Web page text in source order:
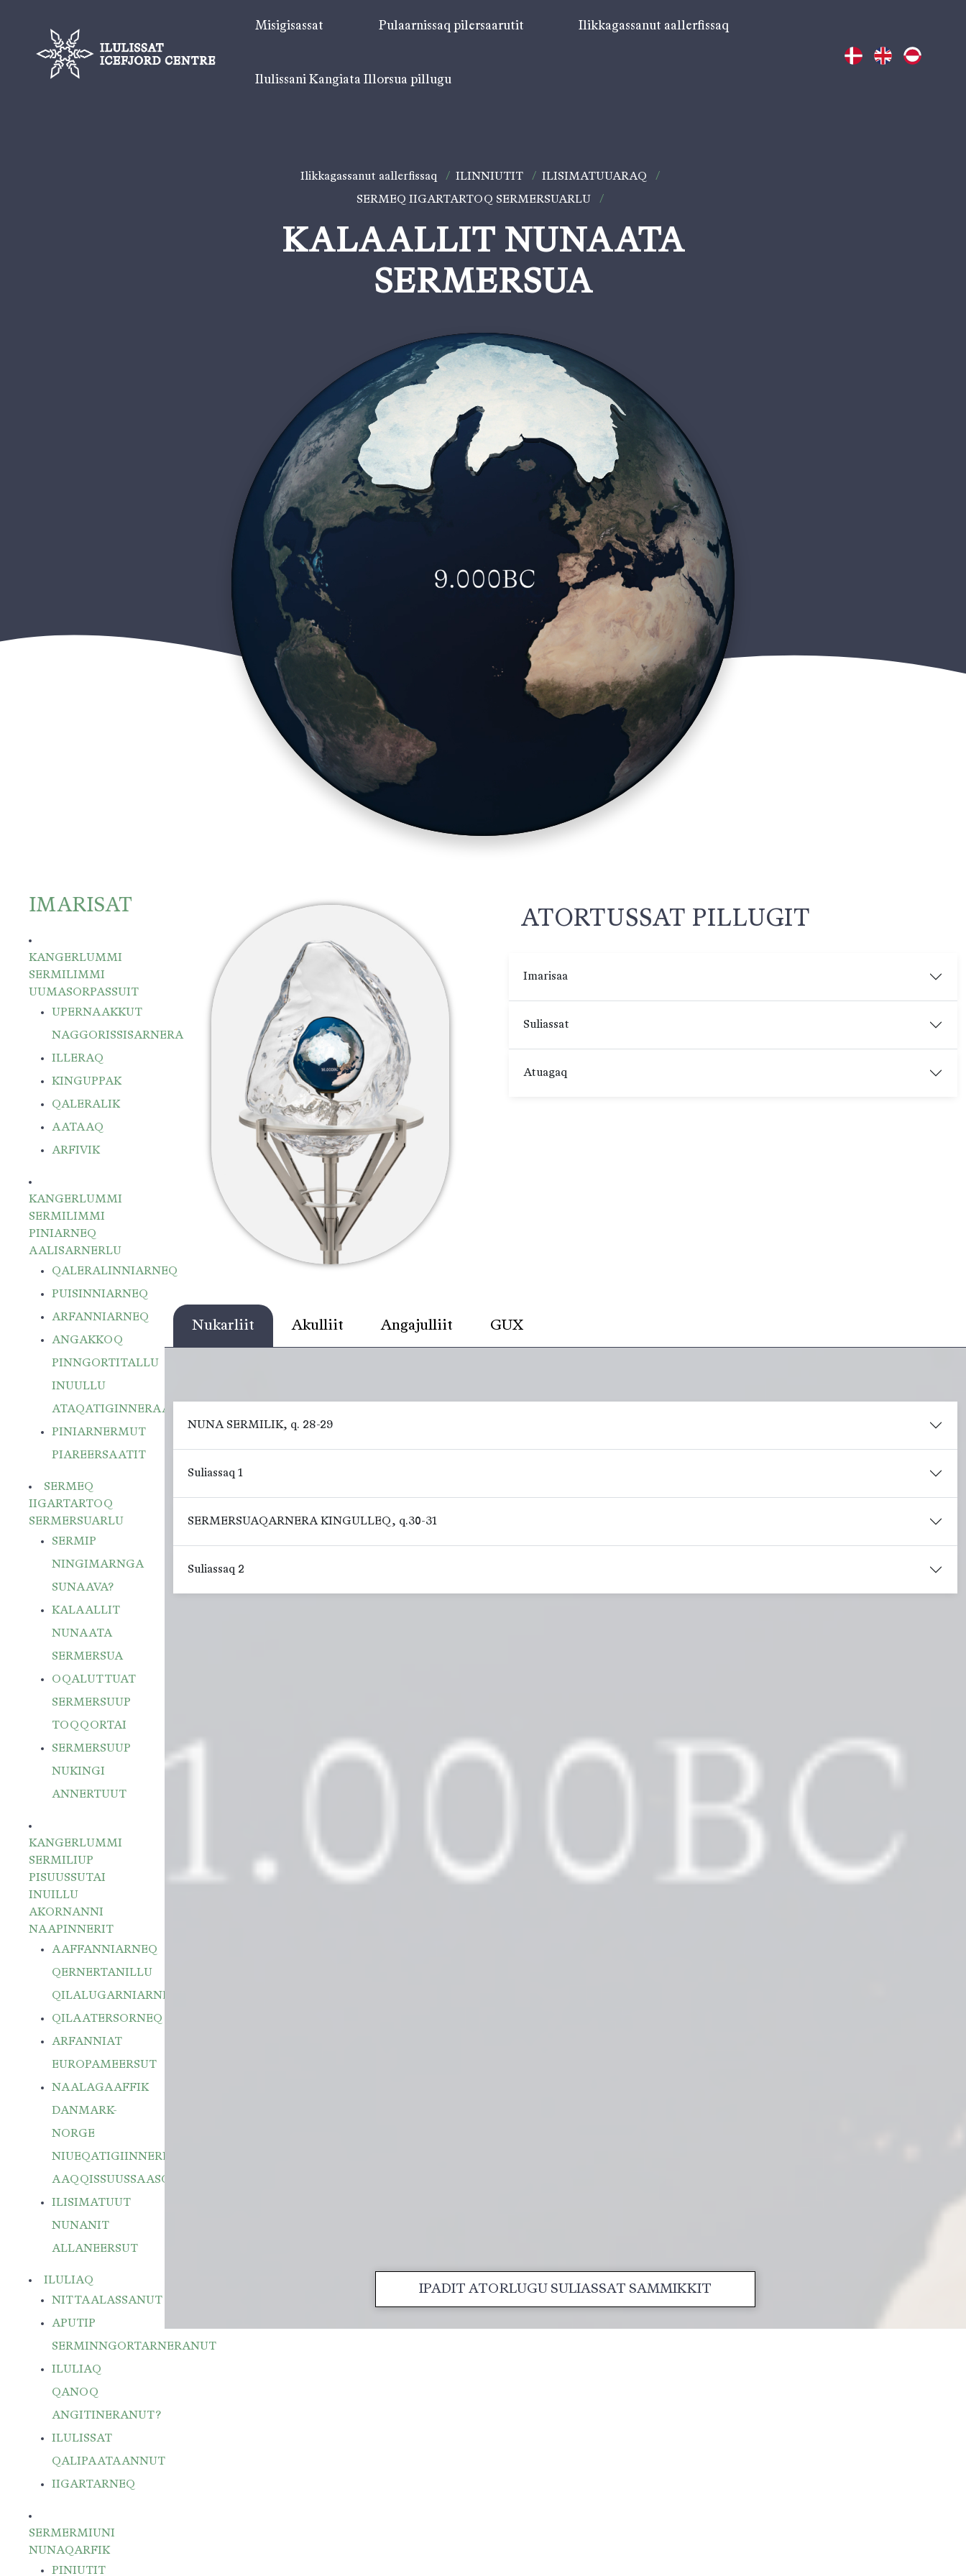
Misigisassat Pulaarnissaq pilersaarutit Ilikkagassanut aallerfissaq
Ilulissani Kangiata Illorsua pillugu
Ilikkagassanut aallerfissaq / ILINNIUTIT / ILISIMATUUARAQ
/
SERMEQ IIGARTARTOQ SERMERSUARLU
/
KALAALLIT NUNAATA
SERMERSUA
IMARISAT
KANGERLUMMI
SERMILIMMI
UUMASORPASSUIT
UPERNAAKKUT
NAGGORISSISARNERA
ILLERAQ
KINGUPPAK
QALERALIK
AATAAQ
ARFIVIK
KANGERLUMMI
SERMILIMMI
PINIARNEQ
AALISARNERLU
QALERALINNIARNEQ
PUISINNIARNEQ
ARFANNIARNEQ
ANGAKKOQ
PINNGORTITALLU
INUULLU
ATAQATIGINNERAAT
PINIARNERMUT
PIAREERSAATIT
SERMEQ
IIGARTARTOQ
SERMERSUARLU
SERMIP
NINGIMARNGA
SUNAAVA?
KALAALLIT
NUNAATA
SERMERSUA
OQALUTTUAT
SERMERSUUP
TOQQORTAI
SERMERSUUP
NUKINGI
ANNERTUUT
KANGERLUMMI
SERMILIUP
PISUUSSUTAI
INUILLU
AKORNANNI
NAAPINNERIT
AAFFANNIARNEQ
QERNERTANILLU
QILALUGARNIARNEQ
QILAATERSORNEQ
ARFANNIAT
EUROPAMEERSUT
NAALAGAAFFIK
DANMARK-
NORGE
NIUEQATIGIINNERLU
AAQQISSUUSSAASOQ
ILISIMATUUT
NUNANIT
ALLANEERSUT
ILULIAQ
NITTAALASSANUT
APUTIP
SERMINNGORTARNERANUT
ILULIAQ
QANOQ
ANGITINERANUT?
ILULISSAT
QALIPAATAANNUT
IIGARTARNEQ
SERMERMIUNI
NUNAQARFIK
PINIUTIT
ATORTUSSAT PILLUGIT
Imarisaa
Suliassat
Atuagaq
Nukarliit Akulliit Angajulliit GUX
NUNA SERMILIK, q. 28-29
Suliassaq 1
SERMERSUAQARNERA KINGULLEQ, q.30-31
Suliassaq 2
IPADIT ATORLUGU SULIASSAT SAMMIKKIT